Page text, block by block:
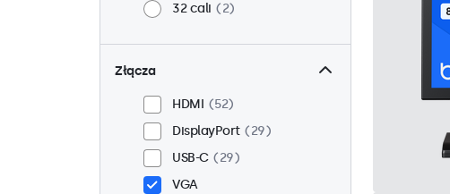
32 cali
2
Złącza
HDMI
52
DisplayPort
29
USB-C
29
VGA